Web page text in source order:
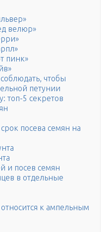
велюр»
пинк»
чтобы
петунии
топ-5 секретов
посева семян на
и посев семян
в отдельные
к ампельным